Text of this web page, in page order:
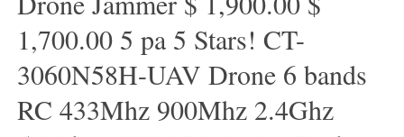
1,700.00 5 pa 5 Stars! CT-
3060N58H-UAV Drone 6 bands
RC 433Mhz 900Mhz 2.4Ghz